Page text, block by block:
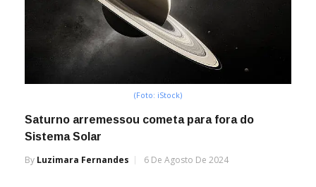
(Foto: iStock)
Saturno arremessou cometa para fora do
Sistema Solar
By Luzimara Fernandes 6 De Agosto De 2024